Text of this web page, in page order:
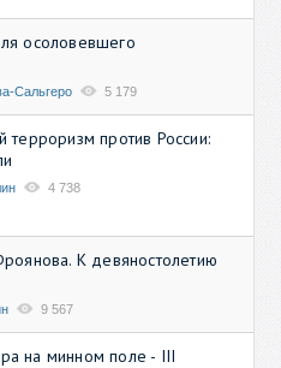
осоловевшего
Сальгеро 5 179
терроризм против России:
4 738
К девяностолетию
9 567
на минном поле - III